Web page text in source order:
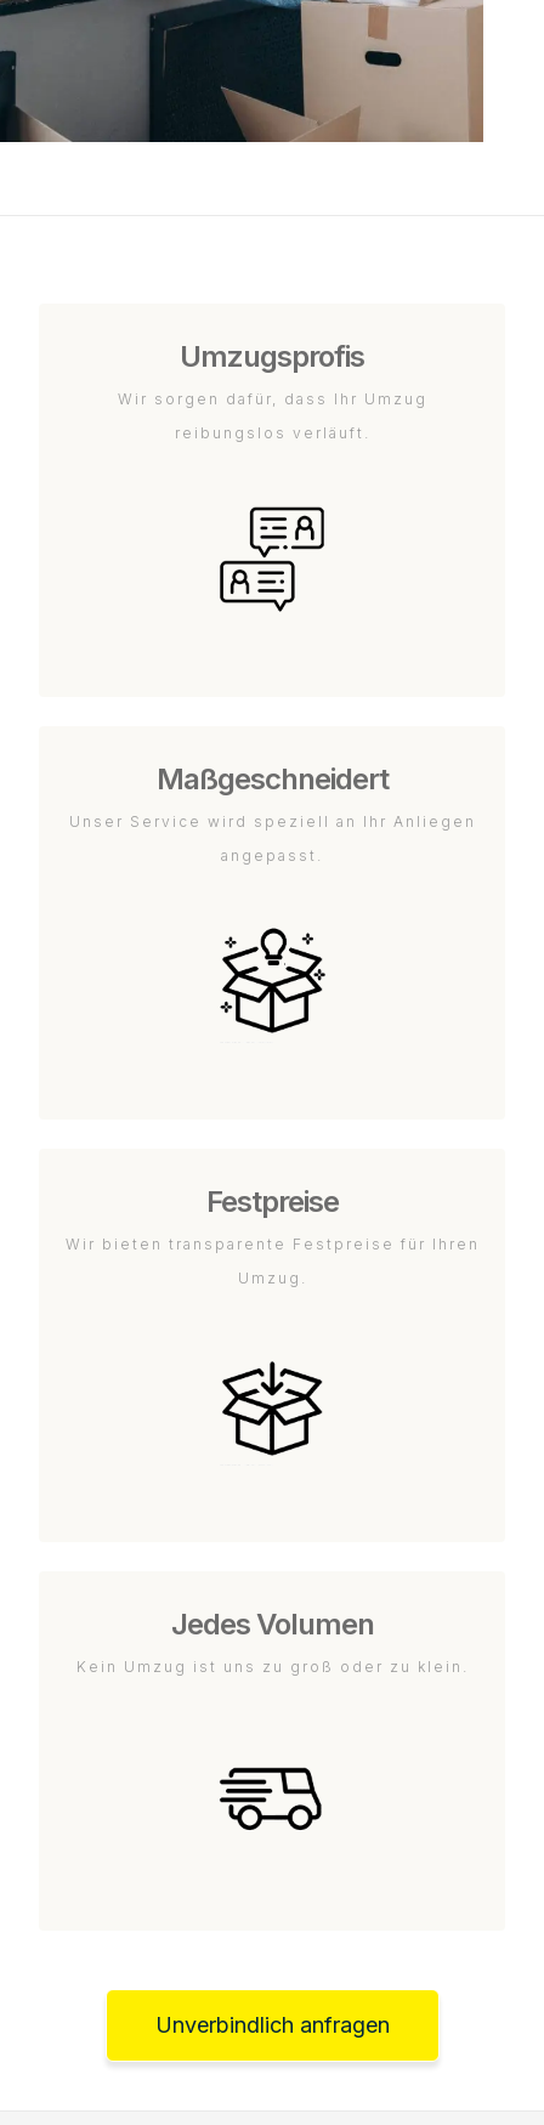
Umzugsprofis
Wir sorgen dafür, dass Ihr Umzug
reibungslos verläuft.
Maßgeschneidert
Unser Service wird speziell an Ihr Anliegen
angepasst.
Festpreise
Wir bieten transparente Festpreise für Ihren
Umzug.
Jedes Volumen
Kein Umzug ist uns zu groß oder zu klein.
Unverbindlich anfragen